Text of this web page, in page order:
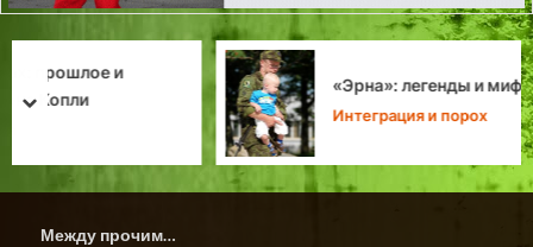
«Эрна»: легенды и мифы
Интеграция и порох
prev
next
Между прочим…